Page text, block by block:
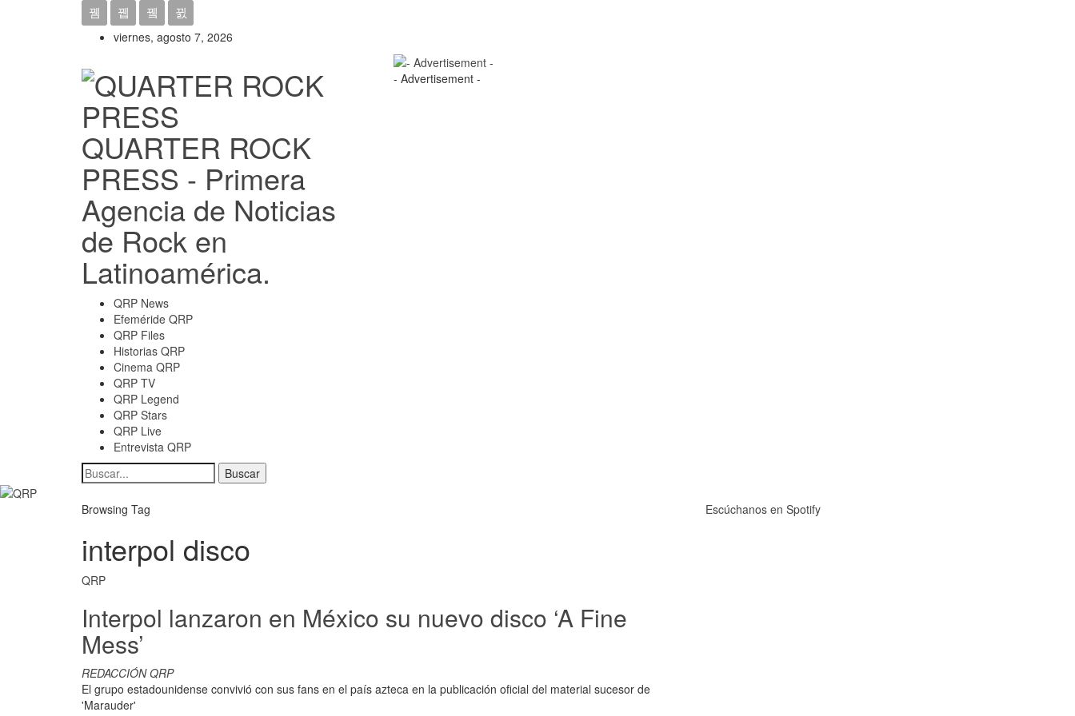
viernes, agosto 7, 2026
QUARTER ROCK
PRESS - Primera
Agencia de Noticias
de Rock en
Latinoamérica.
- Advertisement -
QRP News
Efeméride QRP
QRP Files
Historias QRP
Cinema QRP
QRP TV
QRP Legend
QRP Stars
QRP Live
Entrevista QRP
Browsing Tag
interpol disco
QRP
Interpol lanzaron en México su nuevo disco ‘A Fine
Mess’
REDACCIÓN QRP
El grupo estadounidense convivió con sus fans en el país azteca en la publicación oficial del material sucesor de
'Marauder'
Escúchanos en Spotify